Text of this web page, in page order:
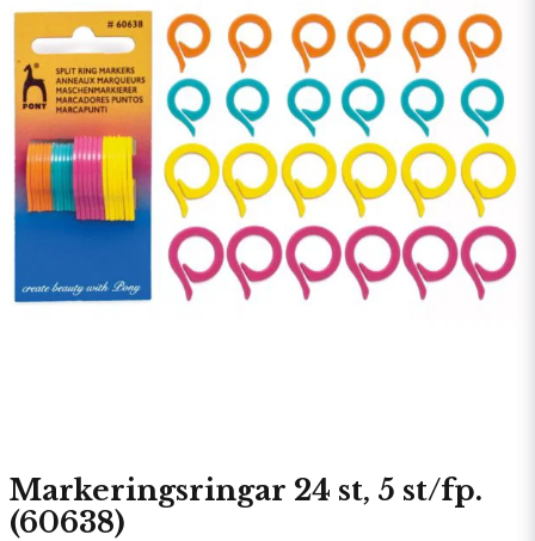
Markeringsringar 24 st, 5 st/fp.
(60638)